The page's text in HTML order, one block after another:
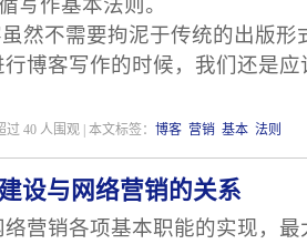
作基本法则。
不需要拘泥于传统的出版形
行博客写作的时候，我们还是
过 40 人围观 | 本文标签： 博客 营销 基本 法则
设与网络营销的关系
络营销各项基本职能的实现，